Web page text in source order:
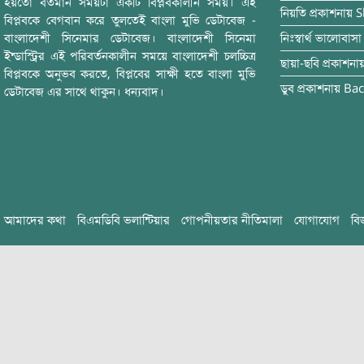
বিপ্লবকে বেগবান করে তুলতেই বাংলা মুভি ডেটাবেজ -
বাংলাদেশী সিনেমার ডেটাবেজ। বাংলাদেশী সিনেমা
ইন্ডাস্ট্রির এই পরিবর্তনকালীন সময়ে বাংলাদেশী চলচ্চিত্র
বিপ্লবকে অনুভব করতে, বিপ্লবের সাক্ষী হতে বাংলা মুভি
ডেটাবেজ এর সাথে থাকুন। ধন্যবাদ।
নিয়তি প্রকাশনায়
নিঃস্বার্থ ভালোবাসা
ছায়া-ছবি
ডুব প্রকাশনায়
আমাদের কথা বিএমডিবি ভলান্টিয়ার গোপনীয়তার নীতিমালা যোগাযোগ